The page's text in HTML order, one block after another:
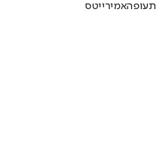
אמירייטס